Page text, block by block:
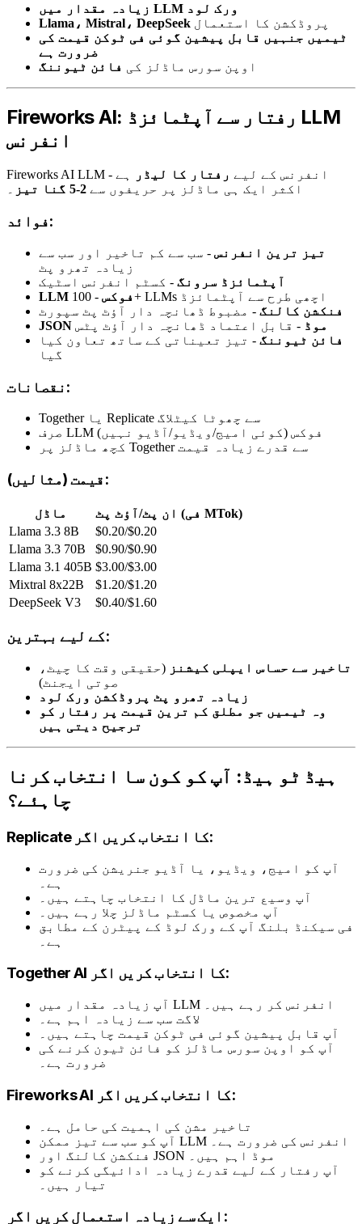
زیادہ مقدار میں LLM ورک لود
Llama، Mistral، DeepSeek پروڈکشن کا استعمال
ٹیمیں جنہیں قابل پیشین گوئی فی ٹوکن قیمت کی
ضرورت ہے
اوپن سورس ماڈلز کی فائن ٹیوننگ
Fireworks AI: رفتار سے آپٹمائزڈ LLM
انفرنس
Fireworks AI LLM انفرنس کے لیے رفتار کا لیڈر
ہے -
اکثر ایک ہی ماڈلز پر حریفوں سے 2-5 گنا تیز ۔
فوائد:
تیز ترین انفرنس - سب سے کم تاخیر اور سب سے
زیادہ تھرو پٹ
آپٹمائزڈ سرونگ - کسٹم انفرنس اسٹیک
LLM فوکس
- 100+ LLMs اچھی طرح سے آپٹمائزڈ
فنکشن کالنگ - مضبوط ڈھانچہ دار آؤٹ پٹ سپورٹ
JSON موڈ - قابل اعتماد ڈھانچہ دار آؤٹ پٹس
فائن ٹیوننگ - تیز تعیناتی کے ساتھ تعاون کیا
گیا
نقصانات:
Together یا Replicate سے چھوٹا کیٹلاگ
صرف LLM فوکس (کوئی امیج/ویڈیو/آڈیو نہیں)
کچھ ماڈلز پر Together سے قدرے زیادہ قیمت
قیمت (مثالیں):
ماڈل
ان پٹ/آؤٹ پٹ (فی MTok)
Llama 3.3 8B
$0.20/$0.20
Llama 3.3 70B
$0.90/$0.90
Llama 3.1 405B $3.00/$3.00
Mixtral 8x22B
$1.20/$1.20
DeepSeek V3
$0.40/$1.60
کے لیے بہترین:
تاخیر سے حساس ایپلی کیشنز (حقیقی وقت کا چیٹ،
صوتی ایجنٹ)
زیادہ تھرو پٹ پروڈکشن ورک لود
وہ ٹیمیں جو مطلق کم ترین قیمت پر رفتار کو
ترجیح دیتی ہیں
ہیڈ ٹو ہیڈ: آپ کو کون سا انتخاب کرنا
چاہئے؟
Replicate کا انتخاب کریں اگر:
آپ کو امیج، ویڈیو، یا آڈیو جنریشن کی ضرورت
ہے۔
آپ وسیع ترین ماڈل کا انتخاب چاہتے ہیں۔
آپ مخصوص یا کسٹم ماڈلز چلا رہے ہیں۔
فی سیکنڈ بلنگ آپ کے ورک لوڈ کے پیٹرن کے مطابق
ہے۔
Together AI کا انتخاب کریں اگر:
آپ زیادہ مقدار میں LLM انفرنس کر رہے ہیں۔
لاگت سب سے زیادہ اہم ہے۔
آپ قابل پیشین گوئی فی ٹوکن قیمت چاہتے ہیں۔
آپ کو اوپن سورس ماڈلز کو فائن ٹیون کرنے کی
ضرورت ہے۔
Fireworks AI کا انتخاب کریں اگر:
تاخیر مشن کی اہمیت کی حامل ہے۔
آپ کو سب سے تیز ممکن LLM انفرنس کی ضرورت ہے۔
فنکشن کالنگ اور JSON موڈ اہم ہیں۔
آپ رفتار کے لیے قدرے زیادہ ادائیگی کرنے کو
تیار ہیں۔
ایک سے زیادہ استعمال کریں اگر: